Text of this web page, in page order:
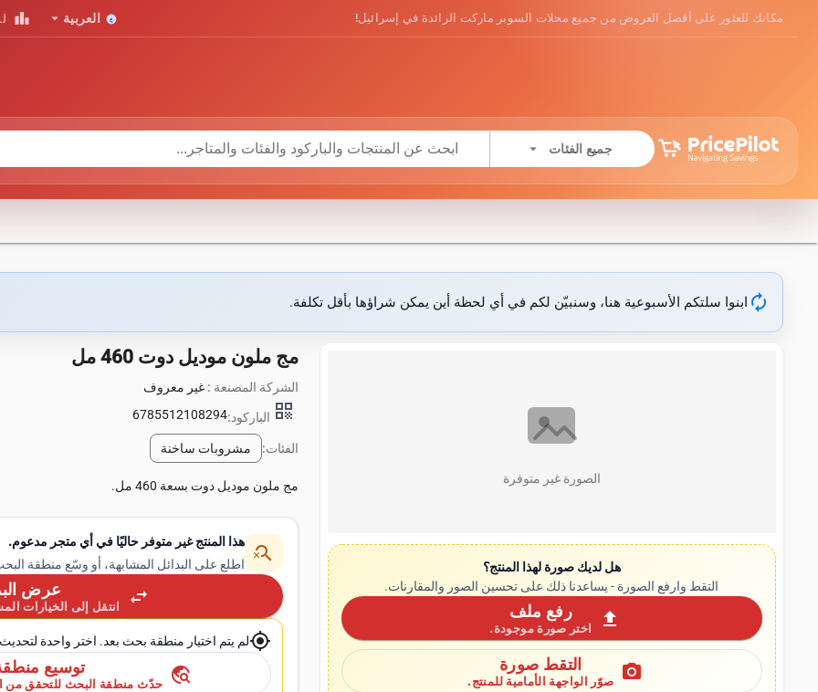
مكانك للعثور على أفضل العروض من جميع محلات السوبر ماركت الرائدة في إسرائيل! العربية arrow_drop_down
leaderboard
جميع الفئات arrow_drop_down
autorenew ابنوا سلتكم الأسبوعية هنا، وسنبيّن لكم في أي لحظة أين يمكن شراؤها بأقل تكلفة.
الصورة غير متوفرة
هل لديك صورة لهذا المنتج؟
التقط وارفع الصورة - يساعدنا ذلك على تحسين الصور والمقارنات.
upload رفع ملف
اختر صورة موجودة.
photo_camera التقط صورة
صوّر الواجهة الأمامية للمنتج.
مج ملون موديل دوت 460 مل
الشركة المصنعة :غير معروف
qr_code الباركود:6785512108294
الفئات: مشروبات ساخنة
مج ملون موديل دوت بسعة 460 مل.
search_off
هذا المنتج غير متوفر حاليًا في أي متجر مدعوم.
اطلع على البدائل المشابهة، أو وسّع منطقة
swap_horiz عرض
انتقل إلى الخيارات
my_locationلم يتم اختيار منطقة بحث بعد. اختر واحدة لتحديث
travel_explore توسيع
حدّث منطقة البحث للتحقق من